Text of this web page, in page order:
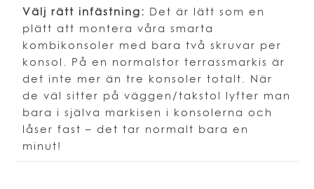
Välj rätt infästning: Det är lätt som en
plätt att montera våra smarta
kombikonsoler med bara två skruvar per
konsol. På en normalstor terrassmarkis är
det inte mer än tre konsoler totalt. När
de väl sitter på väggen/takstol lyfter man
bara i själva markisen i konsolerna och
låser fast – det tar normalt bara en
minut!